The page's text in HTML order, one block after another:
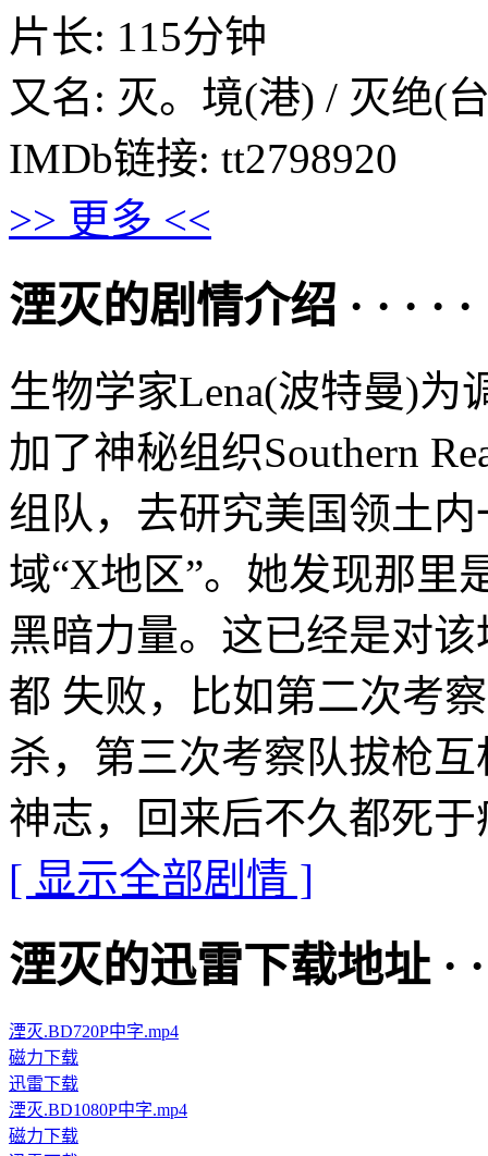
片长: 115分钟
又名: 灭。境(港) / 灭绝(
IMDb链接: tt2798920
>> 更多 <<
湮灭的剧情介绍 · · · · ·
生物学家Lena(波特曼)
加了神秘组织Southern
组队，去研究美国领土
域“X地区”。她发现那里
黑暗力量。这已经是对
都 失败，比如第二次考
杀，第三次考察队拔枪
神志，回来后不久都死
[ 显示全部剧情 ]
湮灭的迅雷下载地址 · ·
湮灭.BD720P中字.mp4
磁力下载
迅雷下载
湮灭.BD1080P中字.mp4
磁力下载